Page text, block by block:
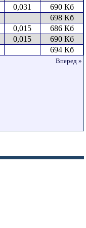
0,031
690 Кб
698 Кб
0,015
686 Кб
0,015
690 Кб
694 Кб
Вперед »